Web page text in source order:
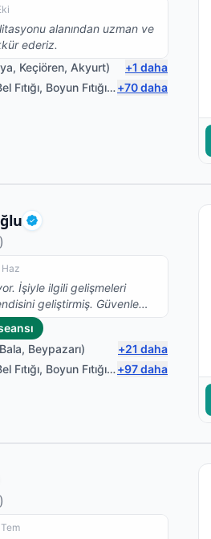
alanından uzman ve
ederiz.
, Keçiören, Akyurt) +1 daha
Fıtığı, Boyun Fıtığı,Omuz Bağ
+70daha
Doğrulanmış
Haz
İşiyle ilgili gelişmeleri
geliştirmiş. Güvenle
kaldım.
Bala, Beypazarı) +21 daha
Fıtığı, Boyun Fıtığı,Omuz Bağ
+97daha